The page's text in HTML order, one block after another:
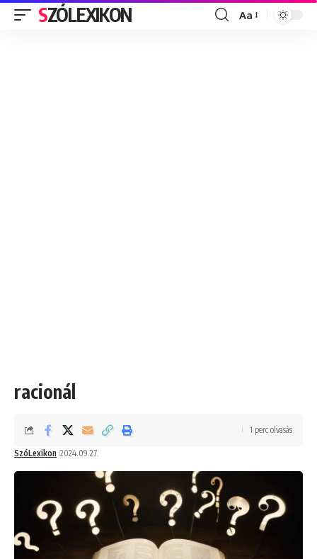
SZÓLEXIKON
Font
Aa
racionál
SzóLexikon 2024.09.27.
1 perc olvasás